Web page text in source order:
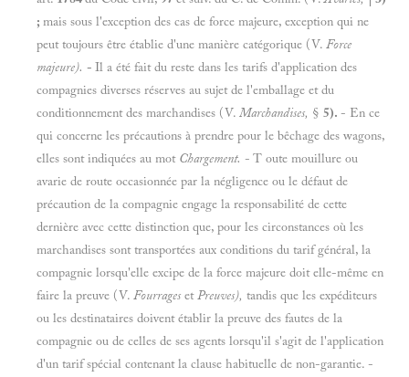
; mais sous l'exception des cas de force majeure, exception qui ne
peut toujours être établie d'une manière catégorique (V. Force
majeure). - Il a été fait du reste dans les tarifs d'application des
compagnies diverses réserves au sujet de l'emballage et du
conditionnement des marchandises (V. Marchandises, § 5). - En ce
qui concerne les précautions à prendre pour le bêchage des wagons,
elles sont indiquées au mot Chargement. - T oute mouillure ou
avarie de route occasionnée par la négligence ou le défaut de
précaution de la compagnie engage la responsabilité de cette
dernière avec cette distinction que, pour les circonstances où les
marchandises sont transportées aux conditions du tarif général, la
compagnie lorsqu'elle excipe de la force majeure doit elle-même en
faire la preuve (V. Fourrages etPreuves), tandis que les expéditeurs
ou les destinataires doivent établir la preuve des fautes de la
compagnie ou de celles de ses agents lorsqu'il s'agit de l'application
d'un tarif spécial contenant la clause habituelle de non-garantie. -